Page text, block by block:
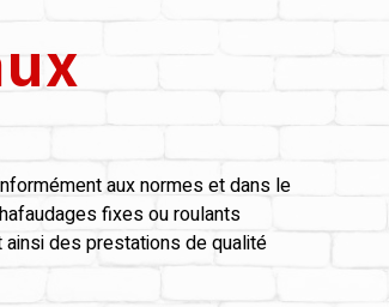
aux normes et dans le
fixes ou roulants
des prestations de qualité